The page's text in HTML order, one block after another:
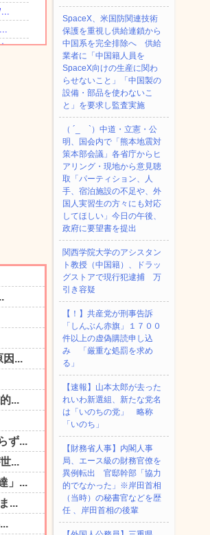
SpaceX、米国防関連技術
保護を重視し供給連鎖から
中国系を完全排除へ 供給
業者に「中国籍人員を
SpaceX向けの生産に関わ
らせないこと」「中国製の
設備・部品を使わないこ
と」を要求し監査実施
（ ´_ゝ`）中道・立憲・公
明、国会内で「熊本地震対
策本部会議」各省庁からヒ
アリング・現地から意見聴
取「パーティション、人
手、宿泊施設の不足や、外
国人実習生の方々にも対応
してほしい」今日の午後、
政府に要望書を提出
関西学院大学のアシスタン
ト教授（中国籍）、ドラッ
グストアで現行犯逮捕 万
引き容疑
【！】共産党が刑事告訴
「しんぶん赤旗」１７００
件以上の虚偽購読申し込
み 「厳重な処罰を求め
る」
【速報】山本太郎が去った
れいわ新選組、新たな党名
は「いのちの党」 略称
「いのち」
【財務省人事】内閣人事
局、エース級の財務官僚を
異例転出 官邸幹部「協力
的でなかった」※岸田首相
（当時）の秘書官などを歴
任 、岸田首相の後輩